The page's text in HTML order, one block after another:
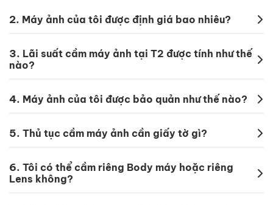
2. Máy ảnh của tôi được định giá bao nhiêu?
3. Lãi suất cầm máy ảnh tại T2 được tính như thế
nào?
4. Máy ảnh của tôi được bảo quản như thế nào?
5. Thủ tục cầm máy ảnh cần giấy tờ gì?
6. Tôi có thể cầm riêng Body máy hoặc riêng
Lens không?